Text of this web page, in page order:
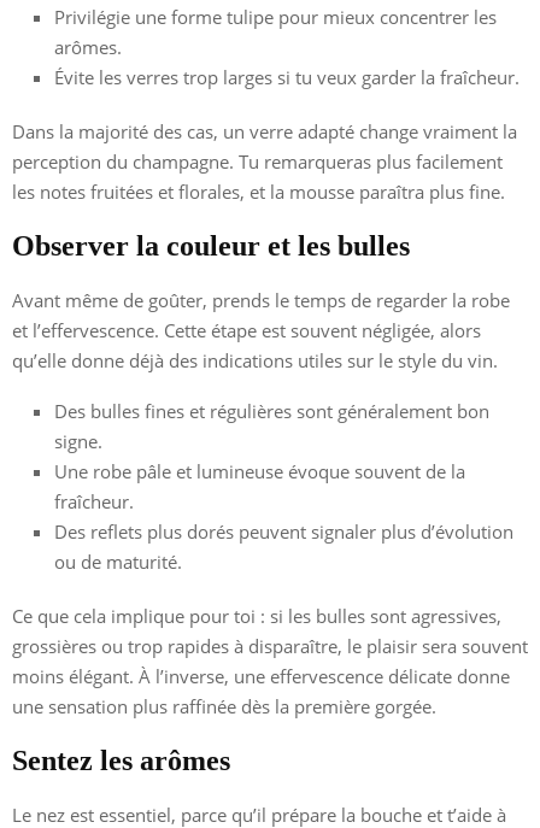
Privilégie une forme tulipe pour mieux concentrer les
arômes.
Évite les verres trop larges si tu veux garder la fraîcheur.
Dans la majorité des cas, un verre adapté change vraiment la
perception du champagne. Tu remarqueras plus facilement
les notes fruitées et florales, et la mousse paraîtra plus fine.
Observer la couleur et les bulles
Avant même de goûter, prends le temps de regarder la robe
et l’effervescence. Cette étape est souvent négligée, alors
qu’elle donne déjà des indications utiles sur le style du vin.
Des bulles fines et régulières sont généralement bon
signe.
Une robe pâle et lumineuse évoque souvent de la
fraîcheur.
Des reflets plus dorés peuvent signaler plus d’évolution
ou de maturité.
Ce que cela implique pour toi : si les bulles sont agressives,
grossières ou trop rapides à disparaître, le plaisir sera souvent
moins élégant. À l’inverse, une effervescence délicate donne
une sensation plus raffinée dès la première gorgée.
Sentez les arômes
Le nez est essentiel, parce qu’il prépare la bouche et t’aide à